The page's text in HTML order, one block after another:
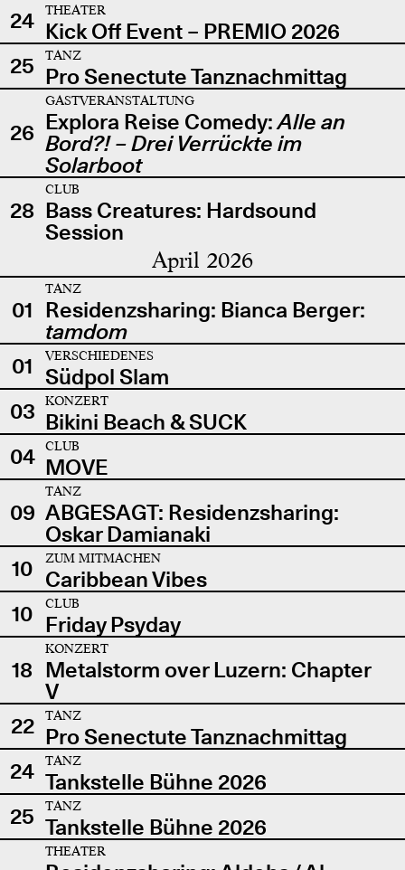
24
THEATER
Kick Off Event – PREMIO 2026
25
TANZ
Pro Senectute Tanznachmittag
26
GASTVERANSTALTUNG
Explora Reise Comedy:Alle an
Bord?! – Drei Verrückte im
Solarboot
28
CLUB
Bass Creatures: Hardsound
Session
April 2026
01
TANZ
Residenzsharing: Bianca Berger:
tamdom
01
VERSCHIEDENES
Südpol Slam
03
KONZERT
Bikini Beach & SUCK
04
CLUB
MOVE
09
TANZ
ABGESAGT: Residenzsharing:
Oskar Damianaki
10
ZUM MITMACHEN
Caribbean Vibes
10
CLUB
Friday Psyday
18
KONZERT
Metalstorm over Luzern: Chapter
V
22
TANZ
Pro Senectute Tanznachmittag
24
TANZ
Tankstelle Bühne 2026
25
TANZ
Tankstelle Bühne 2026
THEATER